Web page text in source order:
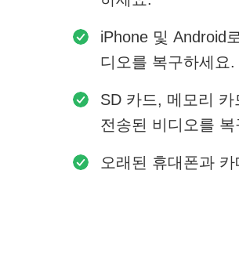
iPhone 및 Android
디오를 복구하세요.
SD 카드, 메모리
전송된 비디오를 복
오래된 휴대폰과